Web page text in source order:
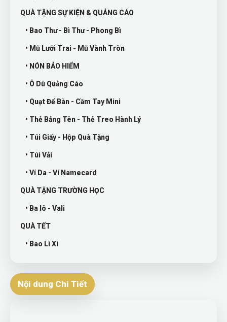
QUÀ TẶNG SỰ KIỆN & QUẢNG CÁO
• Bao Thư - Bì Thư - Phong Bì
• Mũ Lưỡi Trai - Mũ Vành Tròn
• NÓN BẢO HIỂM
• Ô Dù Quảng Cáo
• Quạt Để Bàn - Cầm Tay Mini
• Thẻ Bảng Tên - Thẻ Treo Hành Lý
• Túi Giấy - Hộp Quà Tặng
• Túi Vải
• Ví Da - Ví Namecard
QUÀ TẶNG TRƯỜNG HỌC
• Ba lô - Vali
QUÀ TẾT
• Bao Lì Xì
Nội dung Chi Tiết